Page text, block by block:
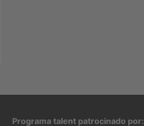
Programa talent patrocinado por: